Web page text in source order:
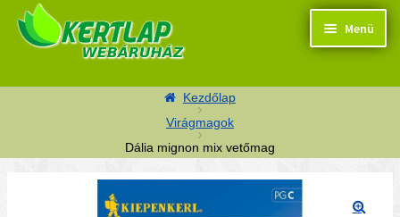
Ugrás a navigációhoz
Kilépés a tartalomba
Menü
Termékek
Kezdőlap
Virágmagok
Dália mignon mix vetőmag